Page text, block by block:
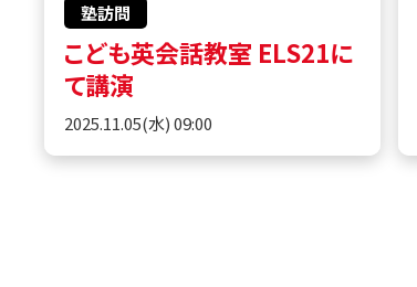
塾訪問
こども英会話教室 ELS21に
て講演
2025.11.05(水) 09:00